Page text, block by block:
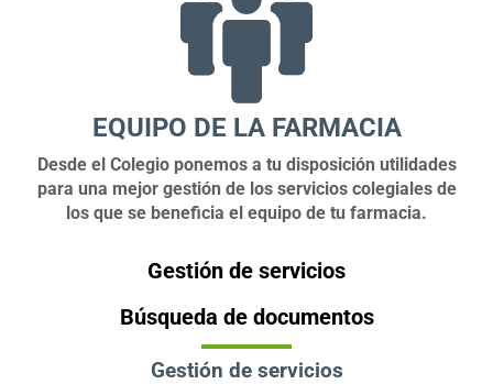
EQUIPO DE LA FARMACIA
Desde el Colegio ponemos a tu disposición utilidades
para una mejor gestión de los servicios colegiales de
los que se beneficia el equipo de tu farmacia.
Gestión de servicios
Búsqueda de documentos
Gestión de servicios